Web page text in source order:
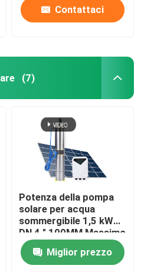
Contattaci
(7)
Potenza della pompa
solare per acqua
sommergibile 1,5 kW
DN 4 " 100MM Massimo
flusso: 6 -7 M3 / ora
Miglior prezzo